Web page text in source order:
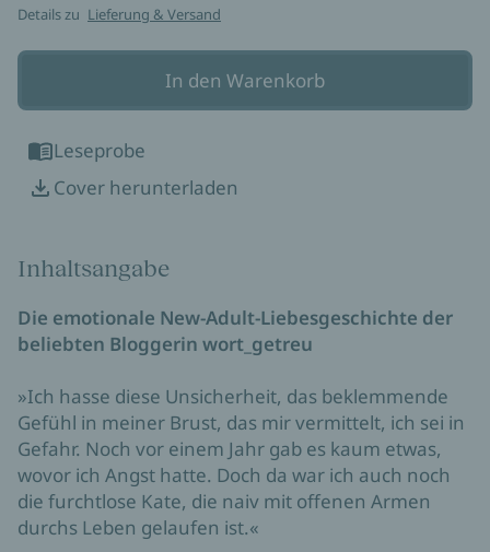
Details zu Lieferung & Versand
In den Warenkorb
Leseprobe
Cover herunterladen
Inhaltsangabe
Die emotionale New-Adult-Liebesgeschichte der
beliebten Bloggerin wort_getreu
»Ich hasse diese Unsicherheit, das beklemmende
Gefühl in meiner Brust, das mir vermittelt, ich sei in
Gefahr. Noch vor einem Jahr gab es kaum etwas,
wovor ich Angst hatte. Doch da war ich auch noch
die furchtlose Kate, die naiv mit offenen Armen
durchs Leben gelaufen ist.«